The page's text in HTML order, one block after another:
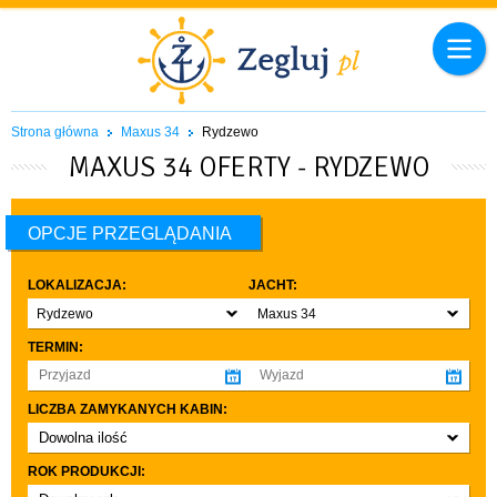
Strona główna Maxus 34 Rydzewo
MAXUS 34 OFERTY - RYDZEWO
OPCJE PRZEGLĄDANIA
LOKALIZACJA:
Rydzewo
JACHT:
Maxus 34
TERMIN:
LICZBA ZAMYKANYCH KABIN:
Dowolna ilość
co najmniej 1
co najmniej 2
ROK PRODUKCJI: